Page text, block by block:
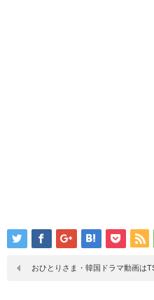
おひとりさま・韓国ドラマ動画は